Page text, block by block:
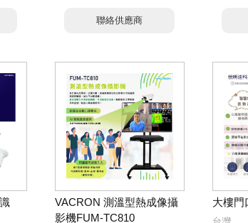
聯絡供應商
VACRON 測溫型熱成像攝
影機FUM-TC810
大樓門